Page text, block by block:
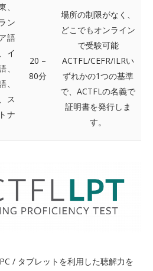
ン
語
イ
ス
ナ
20 –
80分
場所の制限がなく、
どこでもオンライン
で受験可能
ACTFL/CEFR/ILRい
ずれかの1つの基準
で、ACTFLの名義で
証明書を発行しま
す。
/ タブレットを利用した聴解力を